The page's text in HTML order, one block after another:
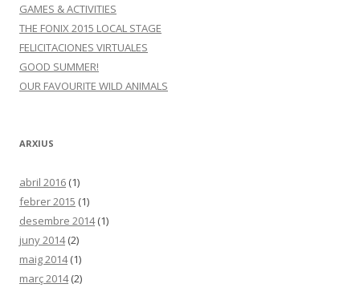
GAMES & ACTIVITIES
THE FONIX 2015 LOCAL STAGE
FELICITACIONES VIRTUALES
GOOD SUMMER!
OUR FAVOURITE WILD ANIMALS
ARXIUS
abril 2016 (1)
febrer 2015 (1)
desembre 2014(1)
juny 2014(2)
maig 2014(1)
març 2014(2)